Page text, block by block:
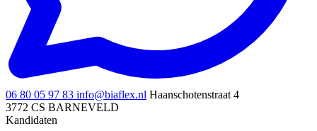
06 80 05 97 83 info@biaflex.nl Haanschotenstraat 4
3772 CS BARNEVELD
Kandidaten